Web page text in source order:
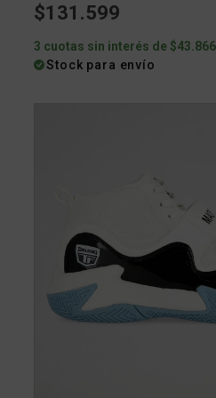
$131.599
3 cuotas sin interés de $43.866
Stock para envío